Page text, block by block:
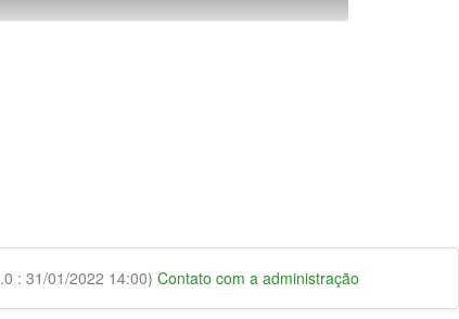
: 31/01/2022 14:00) Contato com a administração